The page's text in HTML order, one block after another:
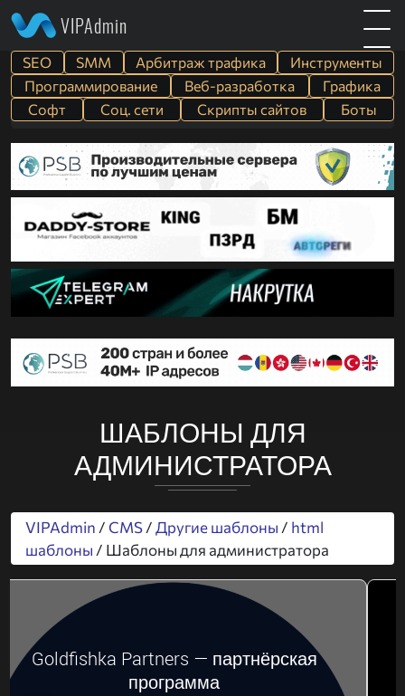
VIPAdmin
SEO SMM Арбитраж трафика
Инструменты
Программирование
Веб-разработка
Графика
Софт
Cоц. сети Скрипты сайтов Боты
ШАБЛОНЫ ДЛЯ
АДМИНИСТРАТОРА
VIPAdmin / CMS/Другие шаблоны / html
шаблоны / Шаблоны для администратора
Goldfishka Partners — партнёрская
программа